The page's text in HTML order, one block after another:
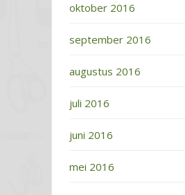
oktober 2016
september 2016
augustus 2016
juli 2016
juni 2016
mei 2016